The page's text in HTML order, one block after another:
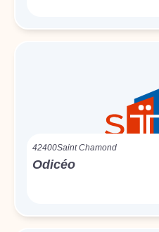
42400Saint Chamond
Odicéo